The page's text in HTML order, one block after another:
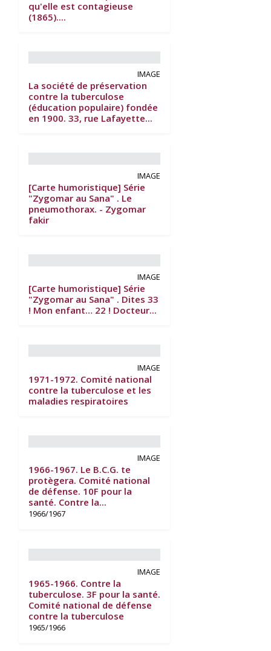
qu'elle est contagieuse
(1865)....
IMAGE
La société de préservation
contre la tuberculose
(éducation populaire) fondée
en 1900. 33, rue Lafayette...
IMAGE
[Carte humoristique] Série
"Zygomar au Sana" . Le
pneumothorax. - Zygomar
fakir
IMAGE
[Carte humoristique] Série
"Zygomar au Sana" . Dites 33
! Mon enfant… 22 ! Docteur...
IMAGE
1971-1972. Comité national
contre la tuberculose et les
maladies respiratoires
IMAGE
1966-1967. Le B.C.G. te
protègera. Comité national
de défense. 10F pour la
santé. Contre la...
1966/1967
IMAGE
1965-1966. Contre la
tuberculose. 3F pour la santé.
Comité national de défense
contre la tuberculose
1965/1966